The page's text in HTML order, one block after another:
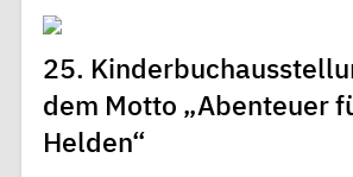
25.
dem Motto „Aben­teuer
Hel­den“